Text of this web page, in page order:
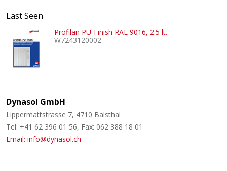
Last Seen
Profilan PU-Finish RAL 9016, 2.5 lt.
W7243120002
Dynasol GmbH
Lippermattstrasse 7, 4710 Balsthal
Tel: +41 62 396 01 56, Fax: 062 388 18 01
Email: info@dynasol.ch